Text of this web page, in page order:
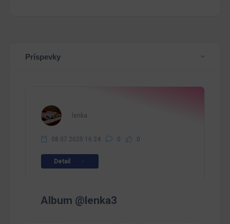
Príspevky
lenka
08.07.2025 16:24 0 0
Detail
Album @lenka3